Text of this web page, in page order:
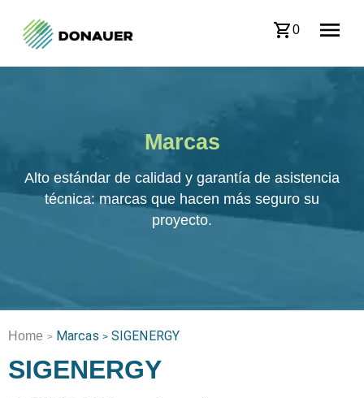
0
Marcas
Alto estándar de calidad y garantía de asistencia
técnica: marcas que hacen más seguro su
proyecto.
Home > Marcas > SIGENERGY
SIGENERGY